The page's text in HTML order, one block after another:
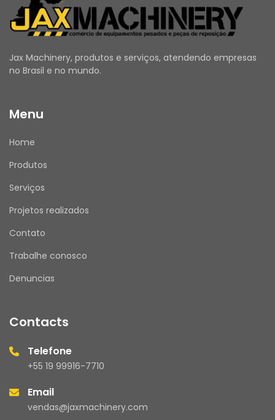
Jax Machinery, produtos e serviços, atendendo empresas
no Brasil e no mundo.
Menu
Home
Produtos
Serviços
Projetos realizados
Contato
Trabalhe conosco
Denuncias
Contacts
Telefone
+55 19 99916-7710
Email
vendas@jaxmachinery.com